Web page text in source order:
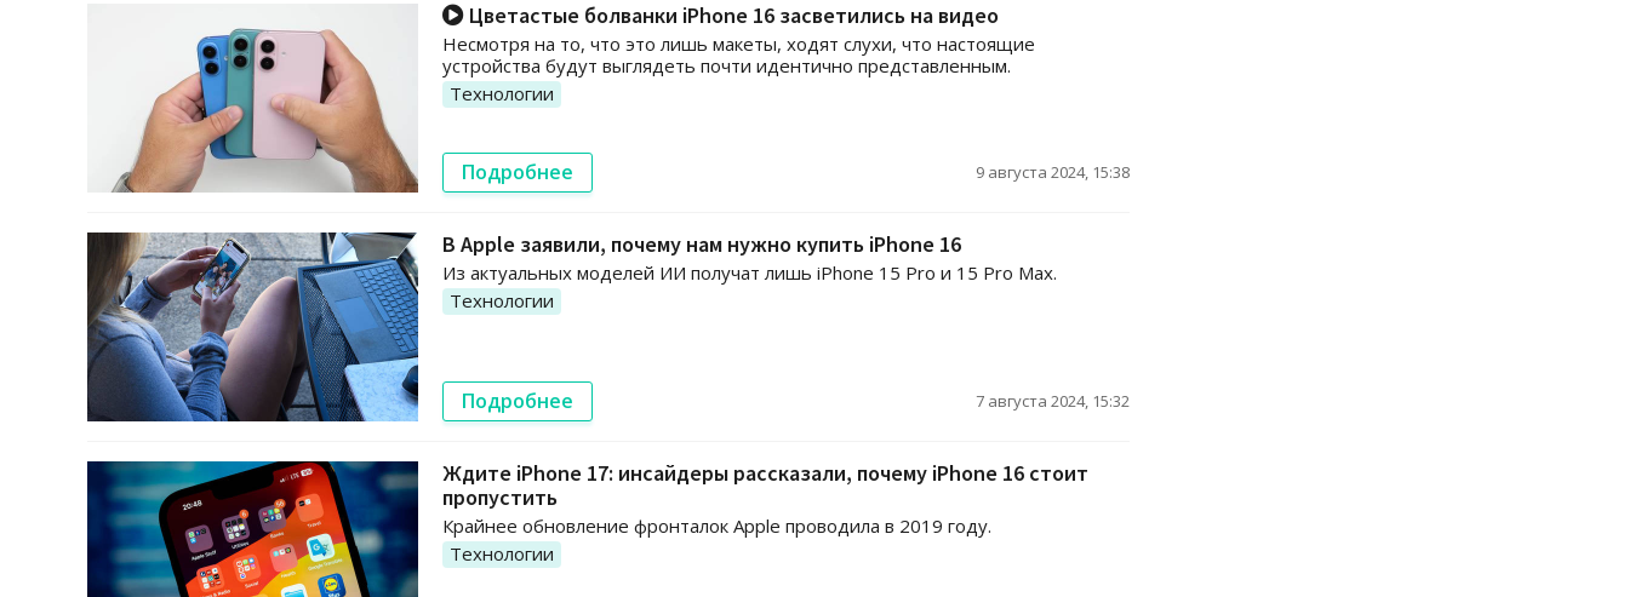
Цветастые болванки iPhone 16 засветились на видео
Несмотря на то, что это лишь макеты, ходят слухи, что настоящие
устройства будут выглядеть почти идентично представленным.
Технологии
Подробнее 9 августа 2024, 15:38
В Apple заявили, почему нам нужно купить iPhone 16
Из актуальных моделей ИИ получат лишь iPhone 15 Pro и 15 Pro Max.
Технологии
Подробнее 7 августа 2024, 15:32
Ждите iPhone 17: инсайдеры рассказали, почему iPhone 16 стоит
пропустить
Крайнее обновление фронталок Apple проводила в 2019 году.
Технологии